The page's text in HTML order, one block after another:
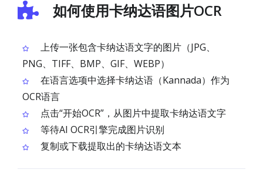
如何使用卡纳达语图片OCR
上传一张包含卡纳达语文字的图片（JPG、
PNG、TIFF、BMP、GIF、WEBP）
在语言选项中选择卡纳达语（Kannada）作为
OCR语言
点击“开始OCR”，从图片中提取卡纳达语文字
等待AI OCR引擎完成图片识别
复制或下载提取出的卡纳达语文本